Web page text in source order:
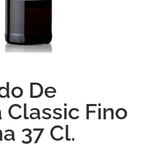
De
Fino
37 Cl.